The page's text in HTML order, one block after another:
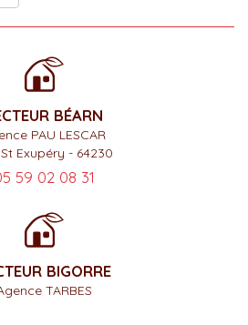
BÉARN
PAU LESCAR
Exupéry - 64230
59 02 08 31
BIGORRE
TARBES